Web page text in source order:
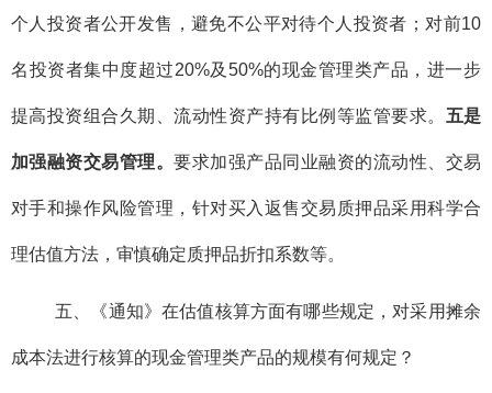
个人投资者公开发售，避免不公平对待个人投资者；对前10
名投资者集中度超过20%及50%的现金管理类产品，进一步
提高投资组合久期、流动性资产持有比例等监管要求。 五是
加强融资交易管理。要求加强产品同业融资的流动性、交易
对手和操作风险管理，针对买入返售交易质押品采用科学合
理估值方法，审慎确定质押品折扣系数等。
五、《通知》在估值核算方面有哪些规定，对采用摊余
成本法进行核算的现金管理类产品的规模有何规定？